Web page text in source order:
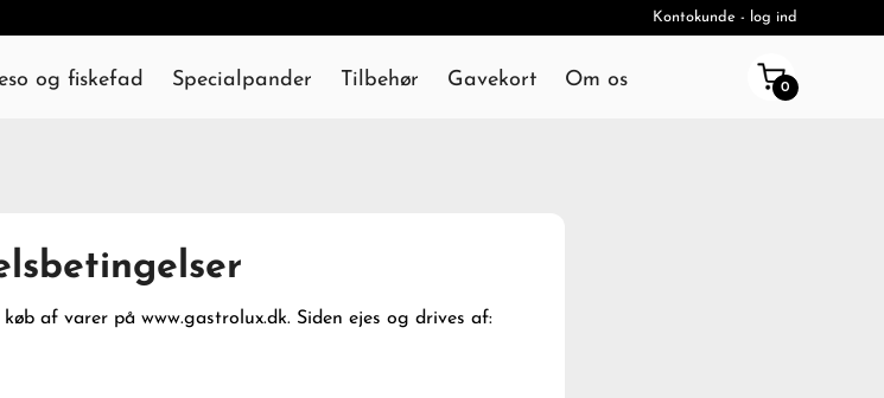
Kontokunde - log ind
og fiskefad Specialpander Tilbehør Gavekort Om os 0
af varer på www.gastrolux.dk. Siden ejes og drives af: